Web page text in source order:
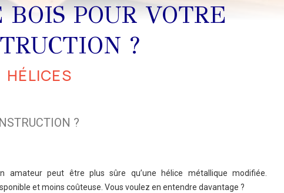
POUR VOTRE
?
HÉLICES
?
amateur peut être plus sûre qu’une hélice métallique modifiée.
et moins coûteuse. Vous voulez en entendre davantage ?